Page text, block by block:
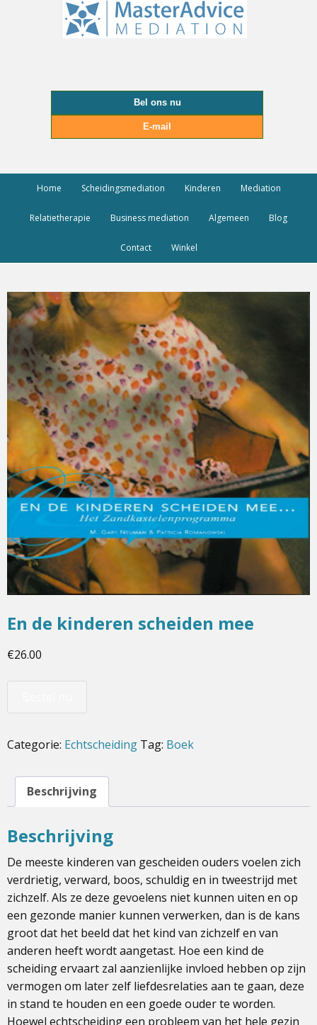
Bel ons nu
E-mail
Home Scheidingsmediation Kinderen Mediation
Relatietherapie Business mediation Algemeen Blog
Contact Winkel
En de kinderen scheiden mee
€26.00
Categorie: Echtscheiding Tag: Boek
Beschrijving
Beschrijving
De meeste kinderen van gescheiden ouders voelen zich
verdrietig, verward, boos, schuldig en in tweestrijd met
zichzelf. Als ze deze gevoelens niet kunnen uiten en op
een gezonde manier kunnen verwerken, dan is de kans
groot dat het beeld dat het kind van zichzelf en van
anderen heeft wordt aangetast. Hoe een kind de
scheiding ervaart zal aanzienlijke invloed hebben op zijn
vermogen om later zelf liefdesrelaties aan te gaan, deze
in stand te houden en een goede ouder te worden.
Hoewel echtscheiding een probleem van het hele gezin